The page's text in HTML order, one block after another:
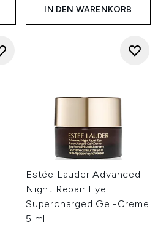
IN DEN WARENKORB
Estée Lauder Advanced
Night Repair Eye
Supercharged Gel-Creme
5 ml